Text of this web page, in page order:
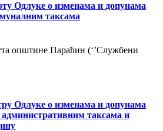
Одлуке о изменама и допунама
таксама
општине Параћин (‘’Службени
Одлуке о изменама и допунама
таксама и